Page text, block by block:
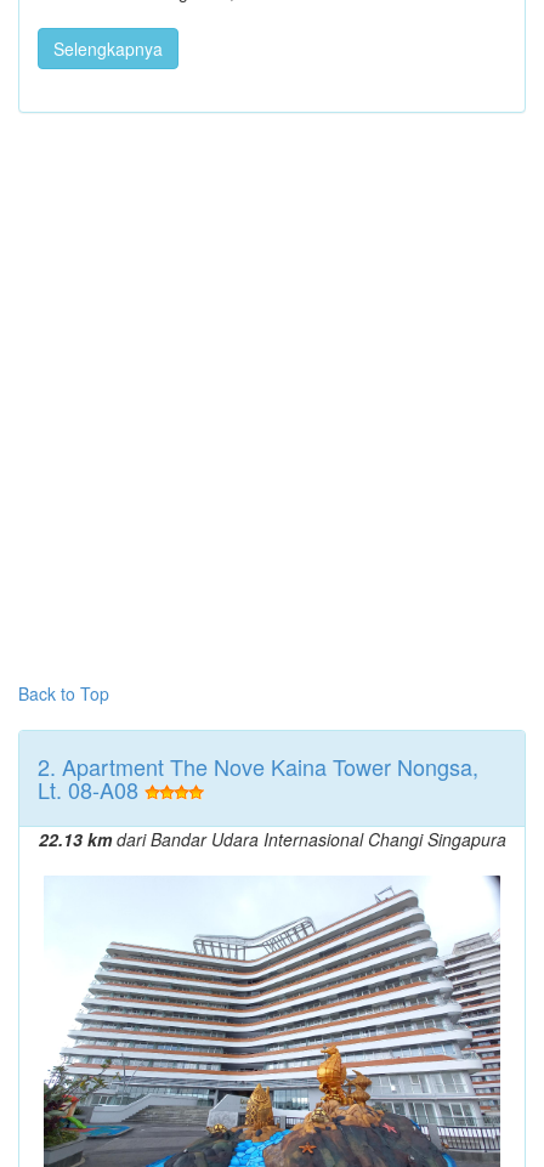
Selengkapnya
Back to Top
2. Apartment The Nove Kaina Tower Nongsa,
Lt. 08-A08
22.13 kmdari Bandar Udara Internasional Changi Singapura